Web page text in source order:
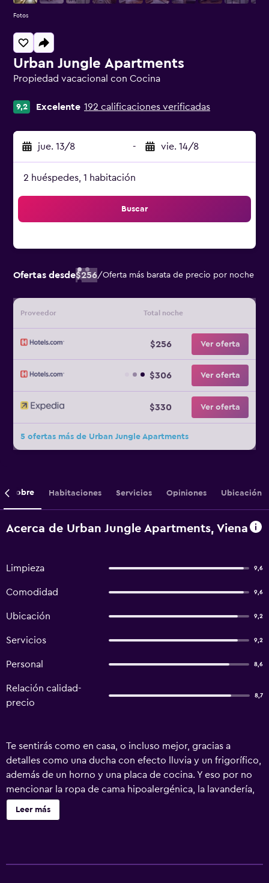
Urban Jungle Apartments
Propiedad vacacional con Cocina
9,2 Excelente 192 calificaciones verificadas
jue. 13/8 - vie. 14/8
2 huéspedes, 1 habitación
Buscar
Ofertas desde$256/Oferta más barata de precio por noche
Proveedor Total noche
$256 Ver oferta
$306 Ver oferta
$330 Ver oferta
5 ofertas más de Urban Jungle Apartments
Fotos
Sobre Habitaciones Servicios Opiniones Ubicación
Acerca de Urban Jungle Apartments, Viena
Limpieza 9,6
Comodidad 9,6
Ubicación 9,2
Servicios 9,2
Personal 8,6
Relación calidad-
precio
8,7
Te sentirás como en casa, o incluso mejor, gracias a
detalles como una ducha con efecto lluvia y un frigorífico,
además de un horno y una placa de cocina. Y eso por no
mencionar la ropa de cama hipoalergénica, la lavandería,
las toallas y el hervidor eléctrico.
Leer más